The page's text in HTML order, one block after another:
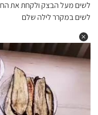
לשים מעל הבצק ולקחת את
לשים במקרר לילה שלם